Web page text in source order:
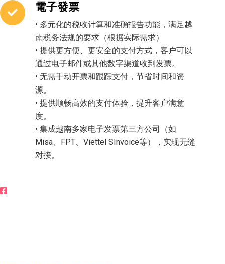
電子發票
• 多元化的税收计算和准确报告功能，满足越
南税务法规的要求（根据实际需求）
• 提供更方便、更安全的支付方式，客户可以
通过电子邮件或其他数字渠道收到发票。
• 无需手动开票和跟踪支付，节省时间和资
源。
• 提供顺畅高效的支付体验，提升客户满意
度。
• 集成越南多家电子发票第三方公司（如
Misa、FPT、Viettel SInvoice等），实现无缝
对接。